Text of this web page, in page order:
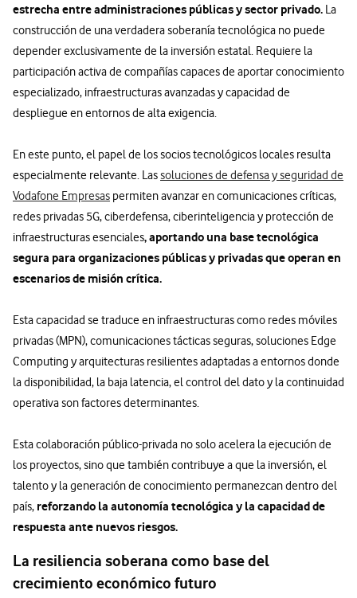
estrecha entre administraciones públicas y sector privado. La
construcción de una verdadera soberanía tecnológica no puede
depender exclusivamente de la inversión estatal. Requiere la
participación activa de compañías capaces de aportar conocimiento
especializado, infraestructuras avanzadas y capacidad de
despliegue en entornos de alta exigencia.
En este punto, el papel de los socios tecnológicos locales resulta
especialmente relevante. Lassoluciones de defensa y seguridad de
Vodafone Empresas permiten avanzar en comunicaciones críticas,
redes privadas 5G, ciberdefensa, ciberinteligencia y protección de
infraestructuras esenciales, aportando una base tecnológica
segura para organizaciones públicas y privadas que operan en
escenarios de misión crítica.
Esta capacidad se traduce en infraestructuras como redes móviles
privadas (MPN), comunicaciones tácticas seguras, soluciones Edge
Computing y arquitecturas resilientes adaptadas a entornos donde
la disponibilidad, la baja latencia, el control del dato y la continuidad
operativa son factores determinantes.
Esta colaboración público-privada no solo acelera la ejecución de
los proyectos, sino que también contribuye a que la inversión, el
talento y la generación de conocimiento permanezcan dentro del
país, reforzando la autonomía tecnológica y la capacidad de
respuesta ante nuevos riesgos.
La resiliencia soberana como base del
crecimiento económico futuro